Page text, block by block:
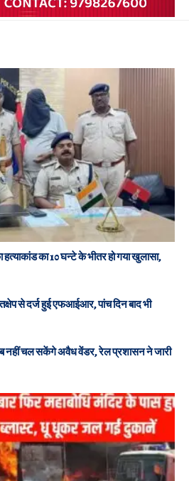
हत्याकांड का 10 घन्टे के भीतर हो गया खुलासा,
से दर्ज हुई एफआईआर, पांच दिन बाद भी
नहीं चल सकेंगे अवैध वेंडर, रेल प्रशासन ने जारी